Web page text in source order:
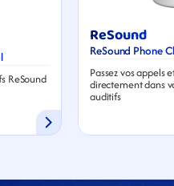
ReSound
ReSound
ReSound Phone
Passez vos appels
directement dans
auditifs